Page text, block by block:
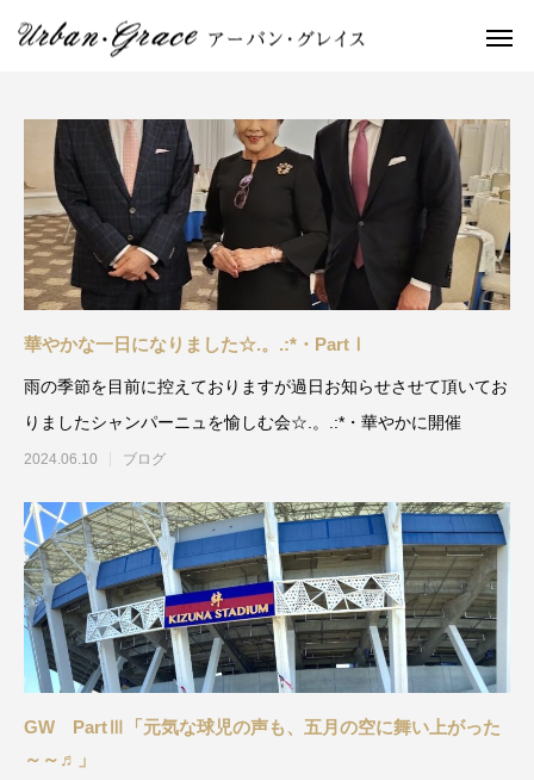
華やかな一日になりました☆.。.:*・PartⅠ
雨の季節を目前に控えておりますが過日お知らせさせて頂いてお
りましたシャンパーニュを愉しむ会☆.。.:*・華やかに開催
2024.06.10 ブログ
GW PartⅢ「元気な球児の声も、五月の空に舞い上がった
～～♬」